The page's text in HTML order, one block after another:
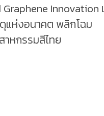
Innovation
แห่งอนาคต พลิกโฉม
หกรรมสีไทย